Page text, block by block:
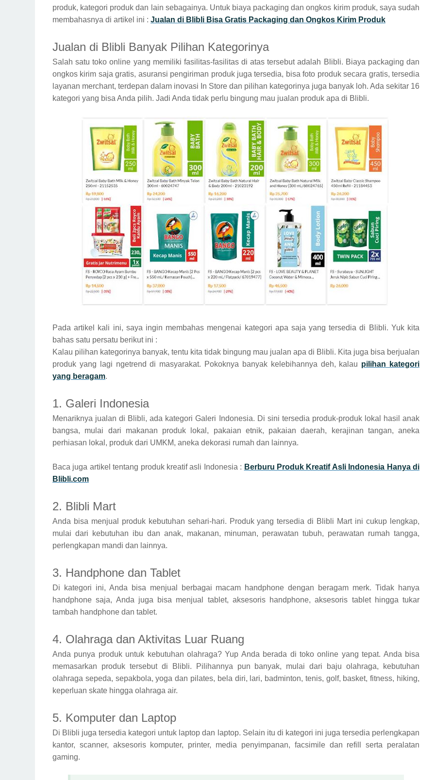
produk, kategori produk dan lain sebagainya. Untuk biaya packaging dan ongkos kirim produk, saya sudah
membahasnya di artikel ini : Jualan di Blibli Bisa Gratis Packaging dan Ongkos Kirim Produk
Jualan di Blibli Banyak Pilihan Kategorinya
Salah satu toko online yang memiliki fasilitas-fasilitas di atas tersebut adalah Blibli. Biaya packaging dan
ongkos kirim saja gratis, asuransi pengiriman produk juga tersedia, bisa foto produk secara gratis, tersedia
layanan merchant, terdepan dalam inovasi In Store dan pilihan kategorinya juga banyak loh. Ada sekitar 16
kategori yang bisa Anda pilih. Jadi Anda tidak perlu bingung mau jualan produk apa di Blibli.
Pada artikel kali ini, saya ingin membahas mengenai kategori apa saja yang tersedia di Blibli. Yuk kita
bahas satu persatu berikut ini :
Kalau pilihan kategorinya banyak, tentu kita tidak bingung mau jualan apa di Blibli. Kita juga bisa berjualan
produk yang lagi ngetrend di masyarakat. Pokoknya banyak kelebihannya deh, kalau pilihan kategori
yang beragam.
1. Galeri Indonesia
Menariknya jualan di Blibli, ada kategori Galeri Indonesia. Di sini tersedia produk-produk lokal hasil anak
bangsa, mulai dari makanan produk lokal, pakaian etnik, pakaian daerah, kerajinan tangan, aneka
perhiasan lokal, produk dari UMKM, aneka dekorasi rumah dan lainnya.
Baca juga artikel tentang produk kreatif asli Indonesia : Berburu Produk Kreatif Asli Indonesia Hanya di
Blibli.com
2. Blibli Mart
Anda bisa menjual produk kebutuhan sehari-hari. Produk yang tersedia di Blibli Mart ini cukup lengkap,
mulai dari kebutuhan ibu dan anak, makanan, minuman, perawatan tubuh, perawatan rumah tangga,
perlengkapan mandi dan lainnya.
3. Handphone dan Tablet
Di kategori ini, Anda bisa menjual berbagai macam handphone dengan beragam merk. Tidak hanya
handphone saja, Anda juga bisa menjual tablet, aksesoris handphone, aksesoris tablet hingga tukar
tambah handphone dan tablet.
4. Olahraga dan Aktivitas Luar Ruang
Anda punya produk untuk kebutuhan olahraga? Yup Anda berada di toko online yang tepat. Anda bisa
memasarkan produk tersebut di Blibli. Pilihannya pun banyak, mulai dari baju olahraga, kebutuhan
olahraga sepeda, sepakbola, yoga dan pilates, bela diri, lari, badminton, tenis, golf, basket, fitness, hiking,
keperluan skate hingga olahraga air.
5. Komputer dan Laptop
Di Blibli juga tersedia kategori untuk laptop dan laptop. Selain itu di kategori ini juga tersedia perlengkapan
kantor, scanner, aksesoris komputer, printer, media penyimpanan, facsimile dan refill serta peralatan
gaming.